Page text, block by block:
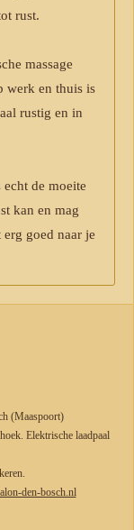
rust.
massage
werk en thuis is
rustig en in
de moeite
kan en mag
goed naar je
(Maaspoort)
Elektrische laadpaal
den-bosch.nl